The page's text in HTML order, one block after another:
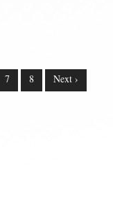
7 8
Next ›